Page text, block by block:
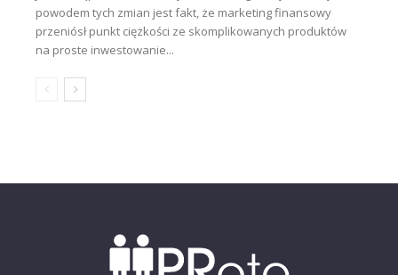
powodem tych zmian jest fakt, że marketing finansowy
przeniósł punkt ciężkości ze skomplikowanych produktów
na proste inwestowanie...